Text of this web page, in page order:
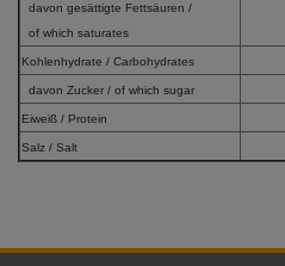
davon gesättigte Fettsäuren /
of which saturates
Kohlenhydrate / Carbohydrates
davon Zucker / of which sugar
Eiweiß / Protein
Salz / Salt